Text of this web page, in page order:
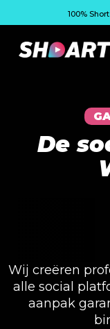
100%
De
Wij creëren
alle social
aanpak